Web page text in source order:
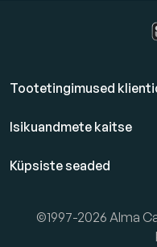
Tootetingimused
Isikuandmete kaitse
Küpsiste seaded
©1997-2026 Alma